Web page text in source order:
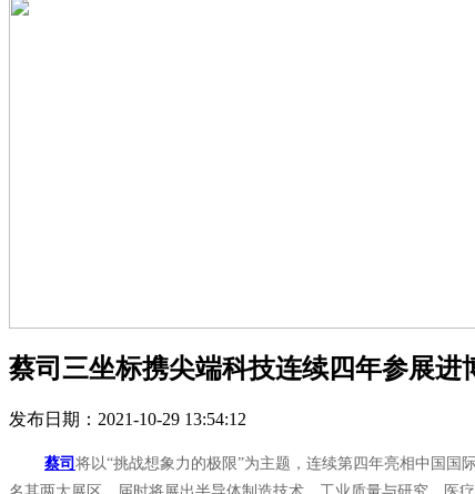
蔡司三坐标携尖端科技连续四年参展进
发布日期：2021-10-29 13:54:12
蔡司 将以“挑战想象力的极限”为主题，连续第四年亮相中国国